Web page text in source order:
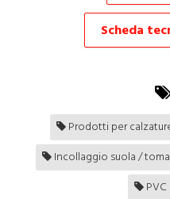
Scheda
Prodotti per
Incollaggio suola /
PVC